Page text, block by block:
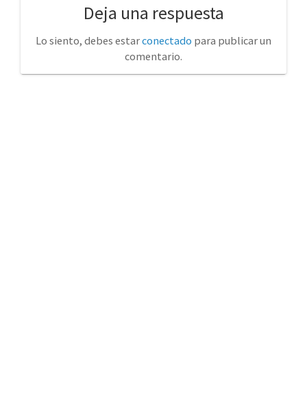
Deja una respuesta
Lo siento, debes estarconectado para publicar un
comentario.